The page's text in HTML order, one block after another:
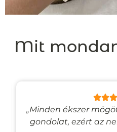
Mit
„Minden ékszer
gondolat, ezért az